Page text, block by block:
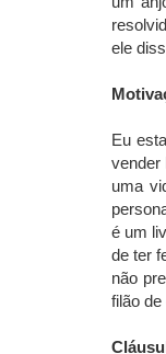
ele
Eu
vender
uma
é um
de ter
não
filão de